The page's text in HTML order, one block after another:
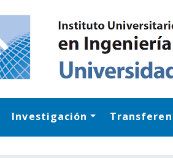
Investigación